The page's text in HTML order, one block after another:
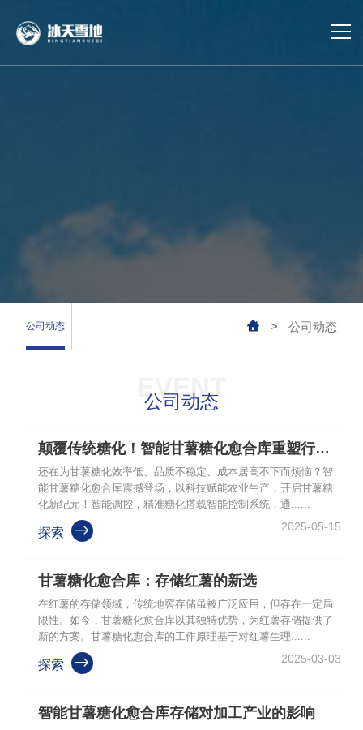
公司动态
公司动态
我们提供的不仅仅是一座冷库
公司动态  > 公司动态
EVENT
公司动态
颠覆传统糖化！智能甘薯糖化愈合库重塑行业新标杆​
还在为甘薯糖化效率低、品质不稳定、成本居高不下而烦恼？智
能甘薯糖化愈合库震撼登场，以科技赋能农业生产，开启甘薯糖
化新纪元！智能调控，精准糖化搭载智能控制系统，通......
探索  2025-05-15
甘薯糖化愈合库：存储红薯的新选
在红薯的存储领域，传统地窖存储虽被广泛应用，但存在一定局
限性。如今，甘薯糖化愈合库以其独特优势，为红薯存储提供了
新的方案。甘薯糖化愈合库的工作原理基于对红薯生理......
探索  2025-03-03
智能甘薯糖化愈合库存储对加工产业的影响